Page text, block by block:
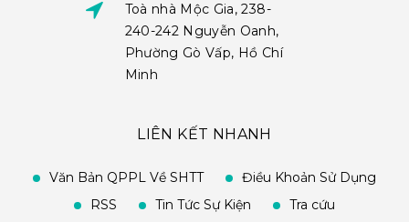
Toà nhà Mộc Gia, 238-
240-242 Nguyễn Oanh,
Phường Gò Vấp, Hồ Chí
Minh
LIÊN KẾT NHANH
Văn Bản QPPL Về SHTT
Điều Khoản Sử Dụng
RSS
Tin Tức Sự Kiện
Tra cứu